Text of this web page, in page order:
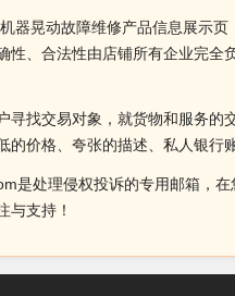
器晃动故障维修产品信息展示
性、合法性由店铺所有企业完
寻找交易对象，就货物和服务
的价格、夸张的描述、私人银行
是处理侵权投诉的专用邮箱，
与支持！